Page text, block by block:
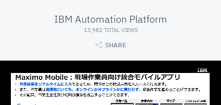
IBM Automation Platform
13,982 TOTAL VIEWS
SHARE